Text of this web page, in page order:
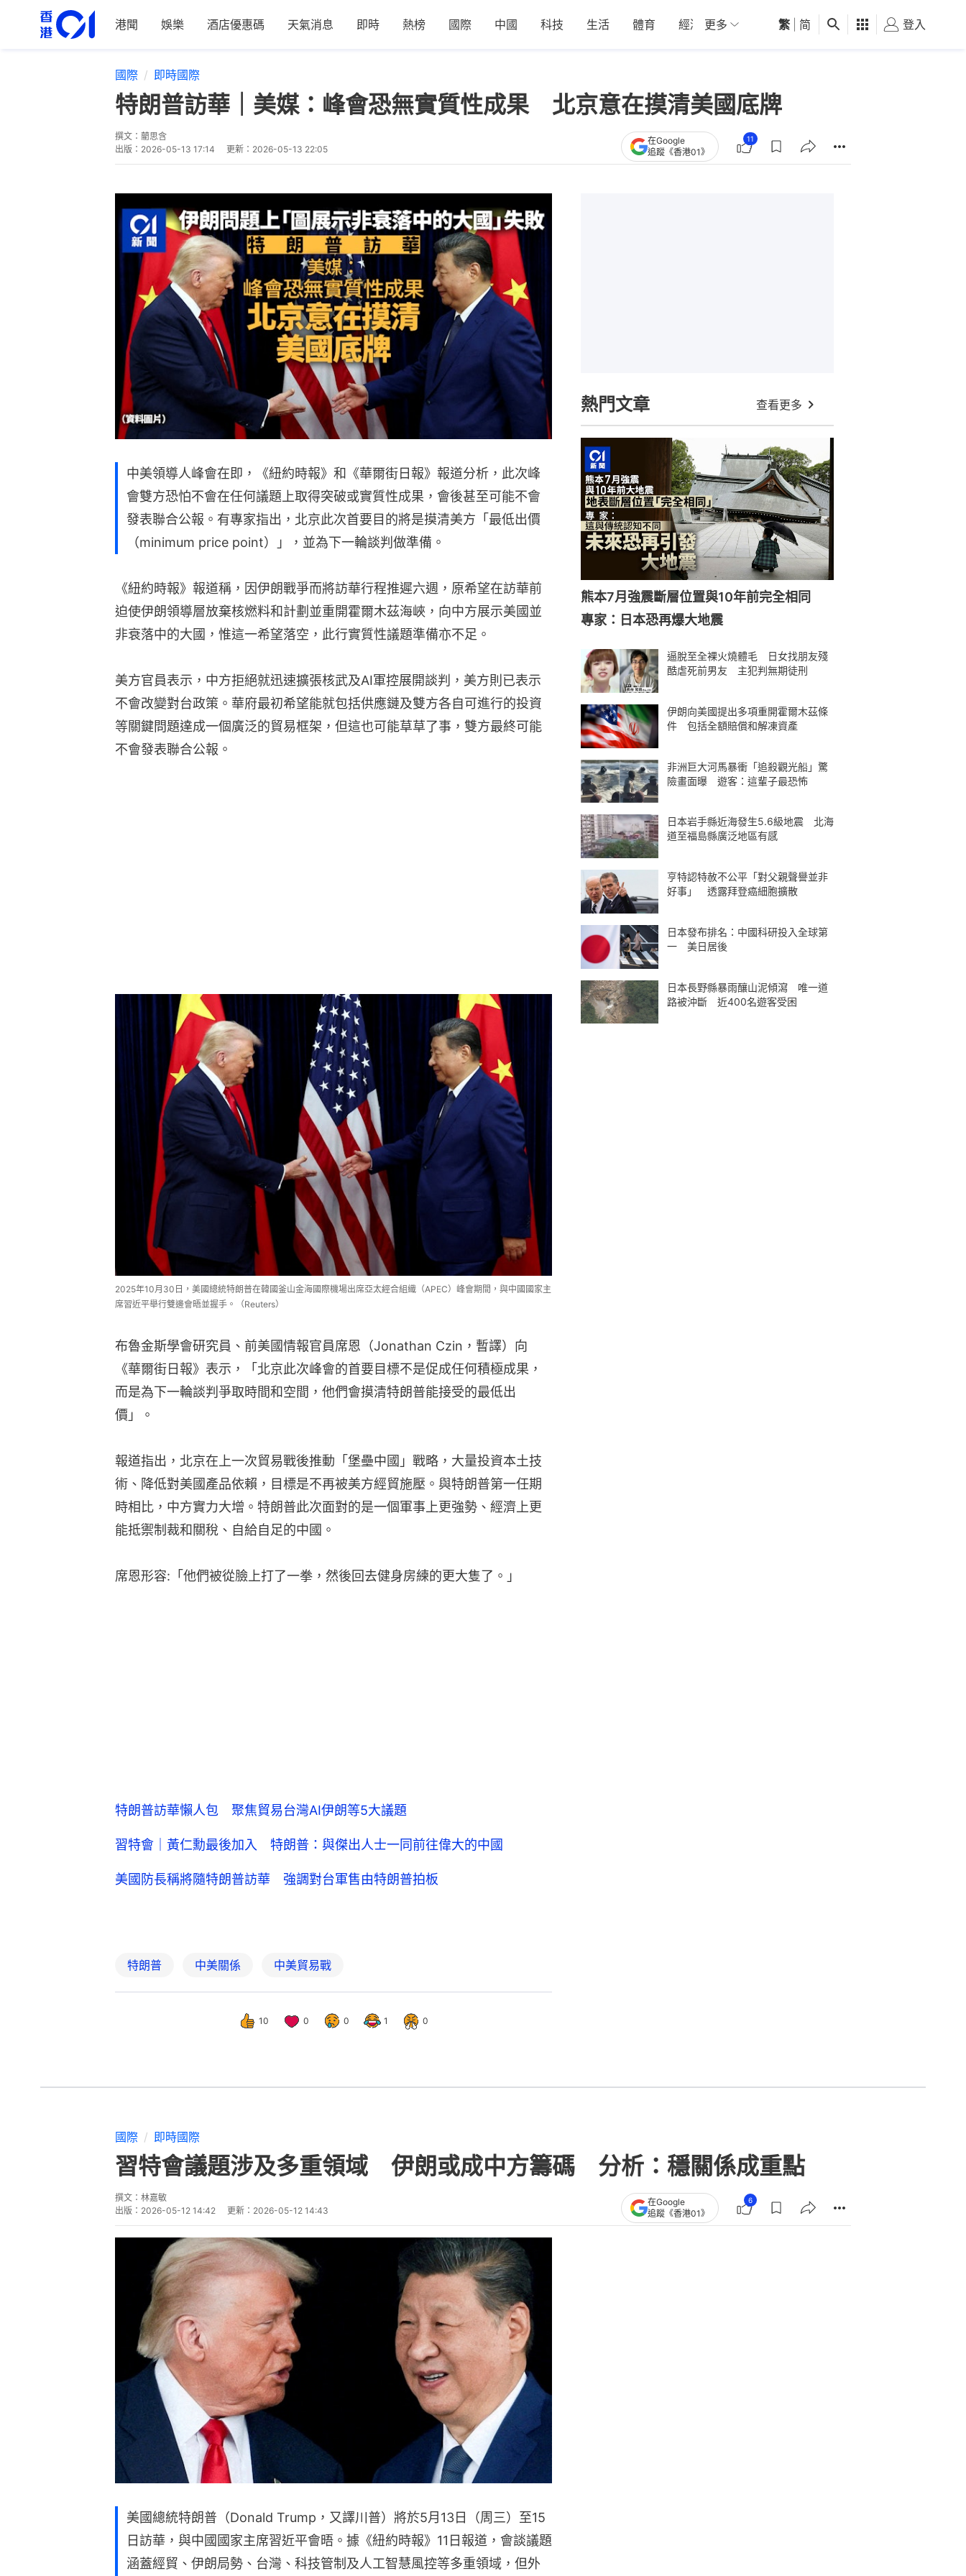
港聞 娛樂 酒店優惠碼 天氣消息 即時 熱榜 國際 中國 科技 生活 體育 經濟 01深圳 觀點 健康 好食玩飛
更多 繁 简 登入
國際 即時國際
特朗普訪華｜美媒：峰會恐無實質性成果 北京意在摸清美國底牌
撰文： 藺思含
出版： 2026-05-13 17:14 更新： 2026-05-13 22:05
在Google
追蹤《香港01》
11
中美領導人峰會在即，《紐約時報》和《華爾街日報》報道分析，此次峰
會雙方恐怕不會在任何議題上取得突破或實質性成果，會後甚至可能不會
發表聯合公報。有專家指出，北京此次首要目的將是摸清美方「最低出價
（minimum price point）」，並為下一輪談判做準備。
《紐約時報》報道稱，因伊朗戰爭而將訪華行程推遲六週，原希望在訪華前
迫使伊朗領導層放棄核燃料和計劃並重開霍爾木茲海峽，向中方展示美國並
非衰落中的大國，惟這一希望落空，此行實質性議題準備亦不足。
美方官員表示，中方拒絕就迅速擴張核武及AI軍控展開談判，美方則已表示
不會改變對台政策。華府最初希望能就包括供應鏈及雙方各自可進行的投資
等關鍵問題達成一個廣泛的貿易框架，但這也可能草草了事，雙方最終可能
不會發表聯合公報。
2025年10月30日，美國總統特朗普在韓國釜山金海國際機場出席亞太經合組織（APEC）峰會期間，與中國國家主
席習近平舉行雙邊會晤並握手。（Reuters）
布魯金斯學會研究員、前美國情報官員席恩（Jonathan Czin，暫譯）向
《華爾街日報》表示，「北京此次峰會的首要目標不是促成任何積極成果，
而是為下一輪談判爭取時間和空間，他們會摸清特朗普能接受的最低出
價」。
報道指出，北京在上一次貿易戰後推動「堡壘中國」戰略，大量投資本土技
術、降低對美國產品依賴，目標是不再被美方經貿施壓。與特朗普第一任期
時相比，中方實力大增。特朗普此次面對的是一個軍事上更強勢、經濟上更
能抵禦制裁和關稅、自給自足的中國。
席恩形容:「他們被從臉上打了一拳，然後回去健身房練的更大隻了。」
特朗普訪華懶人包 聚焦貿易台灣AI伊朗等5大議題
習特會｜黃仁勳最後加入 特朗普：與傑出人士一同前往偉大的中國
美國防長稱將隨特朗普訪華 強調對台軍售由特朗普拍板
特朗普 中美關係 中美貿易戰
10 0 0 1 0
熱門文章 查看更多
熊本7月強震斷層位置與10年前完全相同
專家：日本恐再爆大地震
逼脫至全裸火燒體毛 日女找朋友殘
酷虐死前男友 主犯判無期徒刑
伊朗向美國提出多項重開霍爾木茲條
件 包括全額賠償和解凍資產
非洲巨大河馬暴衝「追殺觀光船」驚
險畫面曝 遊客：這輩子最恐怖
日本岩手縣近海發生5.6級地震 北海
道至福島縣廣泛地區有感
亨特認特赦不公平「對父親聲譽並非
好事」 透露拜登癌細胞擴散
日本發布排名：中國科研投入全球第
一 美日居後
日本長野縣暴雨釀山泥傾瀉 唯一道
路被沖斷 近400名遊客受困
國際 即時國際
習特會議題涉及多重領域 伊朗或成中方籌碼 分析：穩關係成重點
撰文： 林嘉敏
出版： 2026-05-12 14:42 更新： 2026-05-12 14:43
在Google
追蹤《香港01》
6
美國總統特朗普（Donald Trump，又譯川普）將於5月13日（周三）至15
日訪華，與中國國家主席習近平會晤。據《紐約時報》11日報道，會談議題
涵蓋經貿、伊朗局勢、台灣、科技管制及人工智慧風控等多重領域，但外